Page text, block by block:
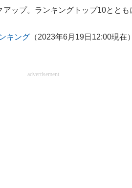
ップ。ランキングトップ10ととも
キング （2023年6月19日12:00現
advertisement